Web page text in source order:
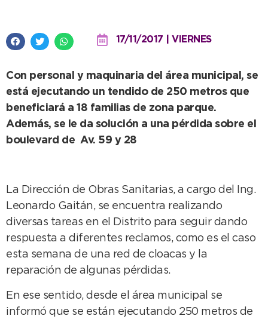
17/11/2017 | VIERNES
Con personal y maquinaria del área municipal, se
está ejecutando un tendido de 250 metros que
beneficiará a 18 familias de zona parque.
Además, se le da solución a una pérdida sobre el
boulevard de Av. 59 y 28
La Dirección de Obras Sanitarias, a cargo del Ing.
Leonardo Gaitán, se encuentra realizando
diversas tareas en el Distrito para seguir dando
respuesta a diferentes reclamos, como es el caso
esta semana de una red de cloacas y la
reparación de algunas pérdidas.
En ese sentido, desde el área municipal se
informó que se están ejecutando 250 metros de